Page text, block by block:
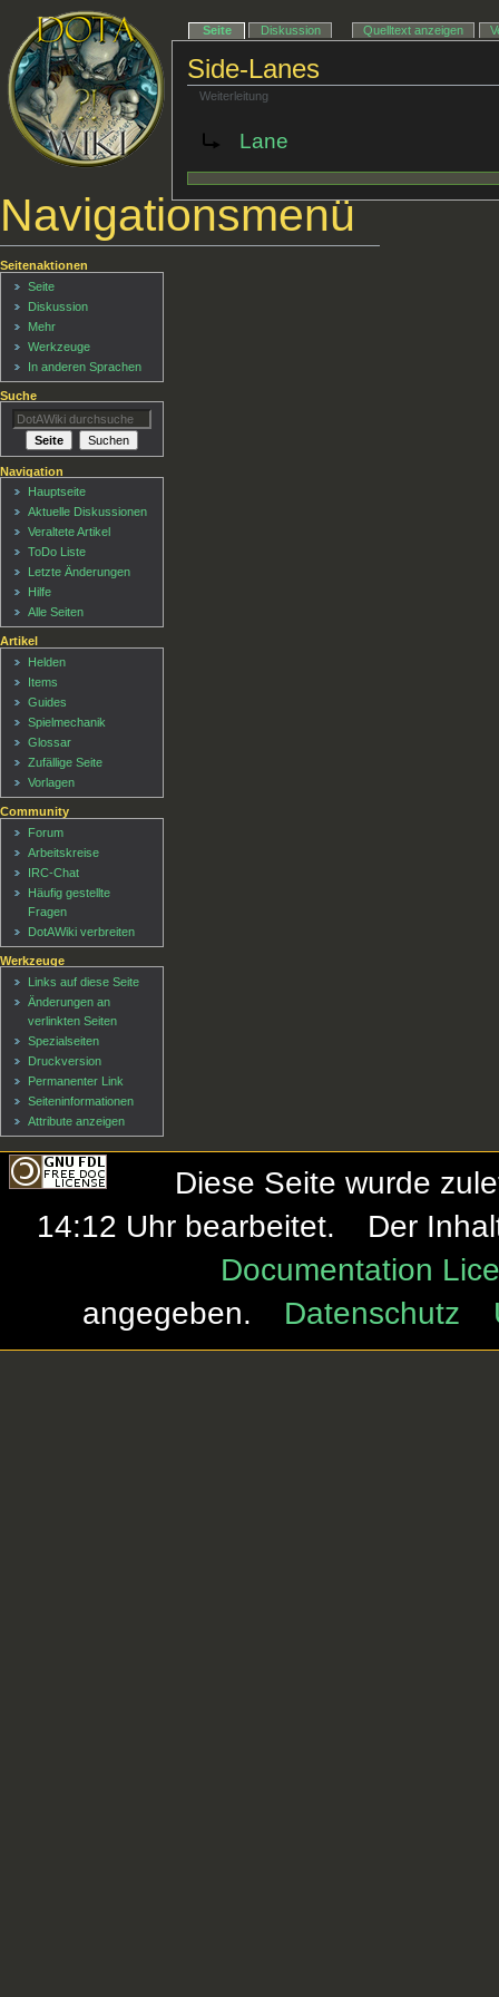
Side-Lanes
Weiterleitung
Lane
Navigationsmenü
Seite Diskussion Quelltext anzeigen
Seitenaktionen
Seite
Diskussion
Mehr
Werkzeuge
In anderen Sprachen
Suche
Navigation
Hauptseite
Aktuelle Diskussionen
Veraltete Artikel
ToDo Liste
Letzte Änderungen
Hilfe
Alle Seiten
Artikel
Helden
Items
Guides
Spielmechanik
Glossar
Zufällige Seite
Vorlagen
Community
Forum
Arbeitskreise
IRC-Chat
Häufig gestellte
Fragen
DotAWiki verbreiten
Werkzeuge
Links auf diese Seite
Änderungen an
verlinkten Seiten
Spezialseiten
Druckversion
Permanenter Link
Seiten­informationen
Attribute anzeigen
Diese Seite wurde
14:12 Uhr bearbeitet.
Der
Documentation
angegeben.
Datenschutz